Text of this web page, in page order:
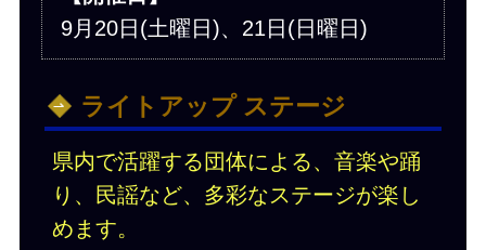
9月20日(土曜日)、21日(日曜日)
ライトアップ ステージ
県内で活躍する団体による、音楽や踊
り、民謡など、多彩なステージが楽し
めます。